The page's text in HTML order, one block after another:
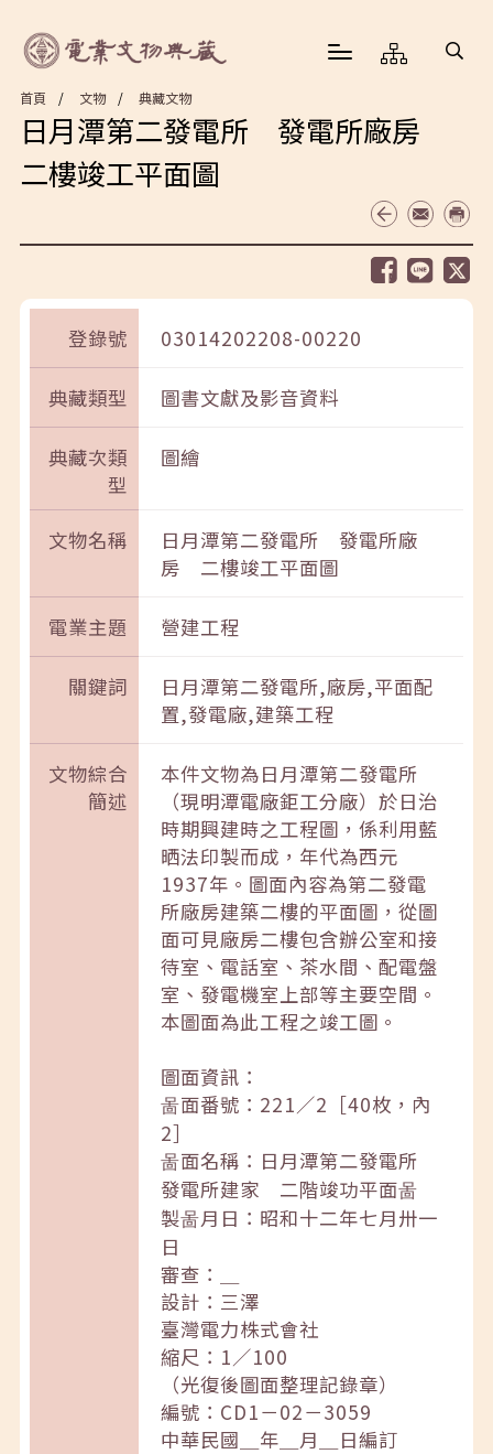
首頁 文物 典藏文物
日月潭第二發電所 發電所廠房
二樓竣工平面圖
登錄號 03014202208-00220
典藏類型 圖書文獻及影音資料
典藏次類
型
圖繪
文物名稱
日月潭第二發電所 發電所廠
房 二樓竣工平面圖
電業主題 營建工程
關鍵詞
日月潭第二發電所,廠房,平面配
置,發電廠,建築工程
文物綜合
簡述
本件文物為日月潭第二發電所
（現明潭電廠鉅工分廠）於日治
時期興建時之工程圖，係利用藍
晒法印製而成，年代為西元
1937年。圖面內容為第二發電
所廠房建築二樓的平面圖，從圖
面可見廠房二樓包含辦公室和接
待室、電話室、茶水間、配電盤
室、發電機室上部等主要空間。
本圖面為此工程之竣工圖。
圖面資訊：
啚面番號：221／2［40枚，內
2］
啚面名稱：日月潭第二發電所
發電所建家 二階竣功平面啚
製啚月日：昭和十二年七月卅一
日
審查：＿
設計：三澤
臺灣電力株式會社
縮尺：1／100
（光復後圖面整理記錄章）
編號：CD1－02－3059
中華民國＿年＿月＿日編訂